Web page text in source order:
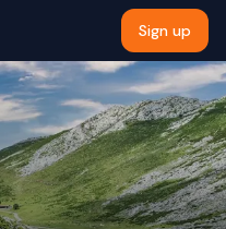
Sign up